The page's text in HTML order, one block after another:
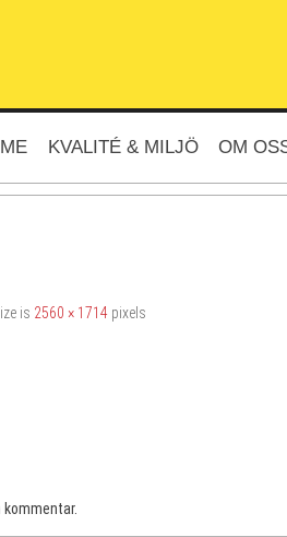
KVALITÉ & MILJÖ OM
is 2560 × 1714 pixels